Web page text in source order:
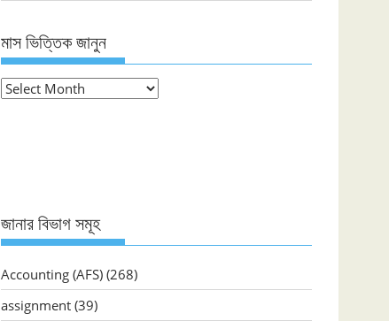
মাস ভিত্তিক জানুন
মাস
জানার বিভাগ সমূহ
Accounting (AFS) (268)
assignment (39)